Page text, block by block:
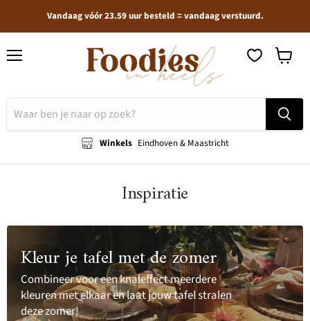
Vandaag vóór 23.59 uur besteld = vandaag verstuurd.
Winkels Eindhoven & Maastricht
Inspiratie
Kleur je tafel met de zomer
Combineer voor een knaleffect meerdere
kleuren met elkaar en laat jouw tafel stralen
deze zomer!